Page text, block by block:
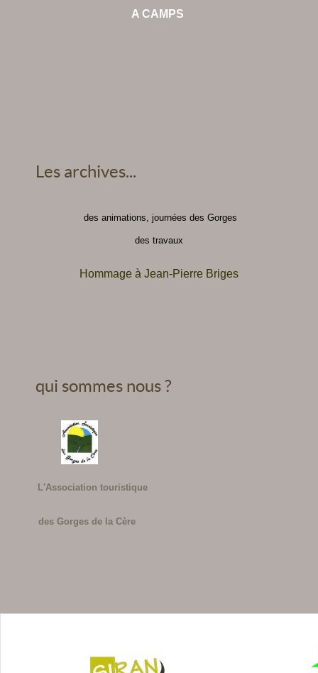
A CAMPS
Les archives...
des animations, journées des Gorges
des travaux
Hommage à Jean-Pierre Briges
qui sommes nous ?
L'Association touristique
des Gorges de la Cère